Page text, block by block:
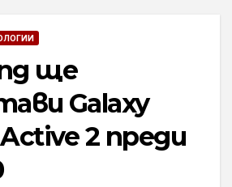
ще
Galaxy
2 преди